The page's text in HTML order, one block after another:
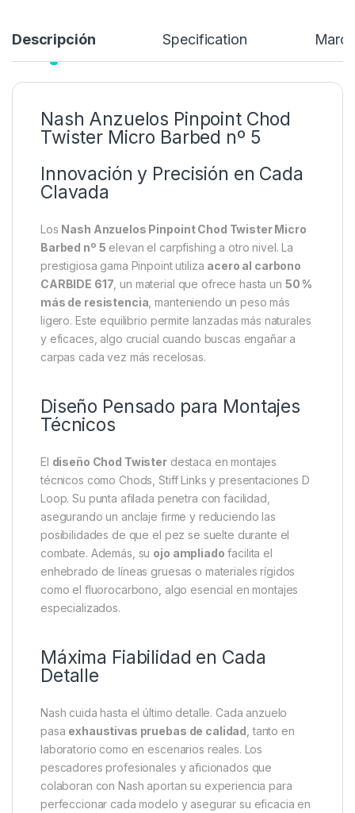
Descripción Specification
Nash Anzuelos Pinpoint Chod
Twister Micro Barbed nº 5
Innovación y Precisión en Cada
LosNash Anzuelos Pinpoint Chod Twister Micro
prestigiosa gama Pinpoint utilizaacero al carbono
CARBIDE 617, un material que ofrece hasta un50 %
más de resistencia, manteniendo un peso más
ligero. Este equilibrio permite lanzadas más naturales
y eficaces, algo crucial cuando buscas engañar a
carpas cada vez más recelosas.
Diseño Pensado para Montajes
Técnicos
Eldiseño Chod Twisterdestaca en montajes
técnicos como Chods, Stiff Links y presentaciones D
asegurando un anclaje firme y reduciendo las
posibilidades de que el pez se suelte durante el
combate. Además, suojo ampliadofacilita el
enhebrado de líneas gruesas o materiales rígidos
como el fluorocarbono, algo esencial en montajes
especializados.